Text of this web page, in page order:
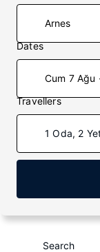
Dates
Cum 7 Ağu
Travellers
1 Oda, 2
Search